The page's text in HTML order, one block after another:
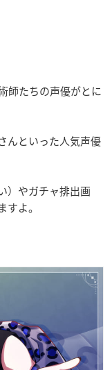
師たちの声優がとに
んといった人気声優
）やガチャ排出画
よ。